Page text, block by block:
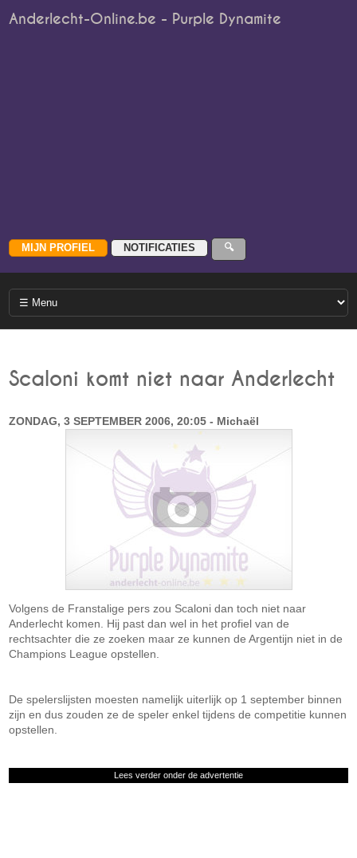
Anderlecht-Online.be - Purple Dynamite
Scaloni komt niet naar Anderlecht
ZONDAG, 3 SEPTEMBER 2006, 20:05 - Michaël
Volgens de Franstalige pers zou Scaloni dan toch niet naar
Anderlecht komen. Hij past dan wel in het profiel van de
rechtsachter die ze zoeken maar ze kunnen de Argentijn niet in de
Champions League opstellen.
De spelerslijsten moesten namelijk uiterlijk op 1 september binnen
zijn en dus zouden ze de speler enkel tijdens de competitie kunnen
opstellen.
Lees verder onder de advertentie